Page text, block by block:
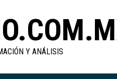
Y ANÁLISIS